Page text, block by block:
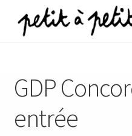
Aller
à
Aller
au
GDP
entrée